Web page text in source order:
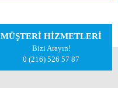
MÜŞTERİ HİZMETLERİ
Bizi Arayın!
0 (216) 526 57 87